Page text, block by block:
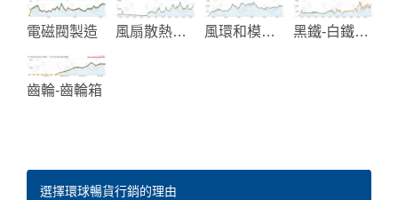
電磁閥製造 風扇散熱系統 風環和模頭製造 黑鐵-白鐵螺絲和複合螺絲
齒輪-齒輪箱
選擇環球暢貨行銷的理由